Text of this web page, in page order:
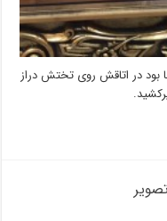
بود در اتاقش روی تختش دراز